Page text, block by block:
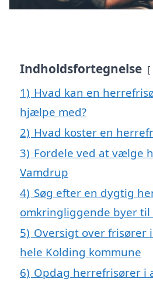
Indholdsfortegnelse
1) Hvad kan en
hjælpe med?
2) Hvad koster en
3) Fordele ved at vælge
Vamdrup
4) Søg efter en dygtig
omkringliggende byer til
5) Oversigt over frisører
hele Kolding kommune
6) Opdag herrefrisører i